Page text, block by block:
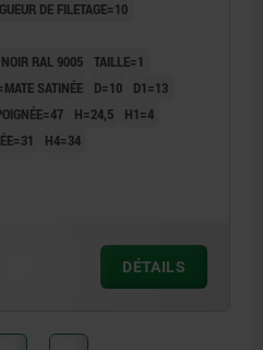
DE FILETAGE=10
RAL 9005 TAILLE=1
SATINÉE
D=10
D1=13
H=24,5
H1=4
H4=34
DÉTAILS